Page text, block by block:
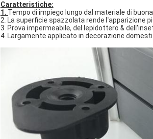
Caratteristiche:
1. Tempo di impiego lungo dal materiale di
2. La superficie spazzolata rende l'apparizione
3. Prova impermeabile, del lepidottero &
4. Largamente applicato in decorazione